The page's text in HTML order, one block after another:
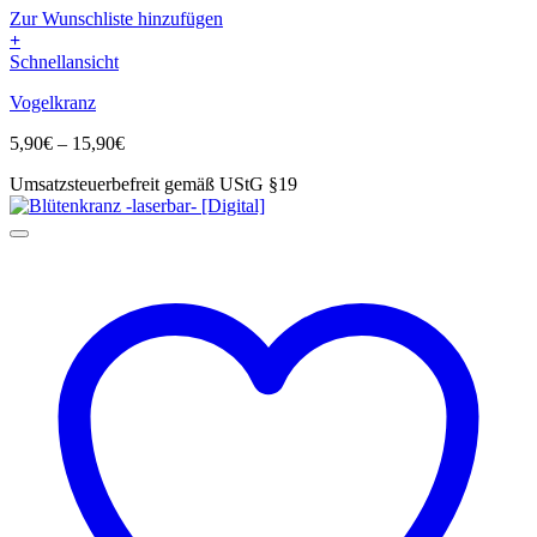
Zur Wunschliste hinzufügen
+
Dieses
weist
Varianten
Die
Optionen
können
Schnellansicht
Vogelkranz
5,90€ – 15,90€Preisspanne:
bis
15,90€
Umsatzsteuerbefreit gemäß UStG §19